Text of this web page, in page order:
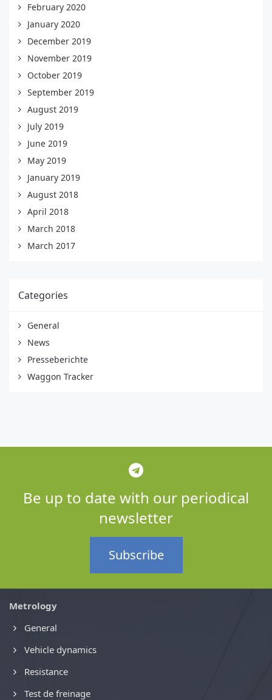
February 2020
January 2020
December 2019
November 2019
October 2019
September 2019
August 2019
July 2019
June 2019
May 2019
January 2019
August 2018
April 2018
March 2018
March 2017
Categories
General
News
Presseberichte
Waggon Tracker
Be up to date with our periodical
newsletter
Subscribe
Metrology
General
Vehicle dynamics
Resistance
Test de freinage